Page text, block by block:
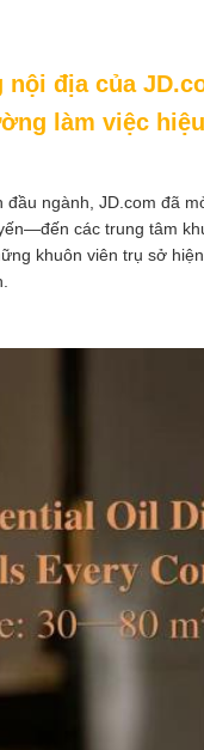
nội địa của
làm việc
đầu ngành, JD.com đã
các trung tâm
khuôn viên trụ sở